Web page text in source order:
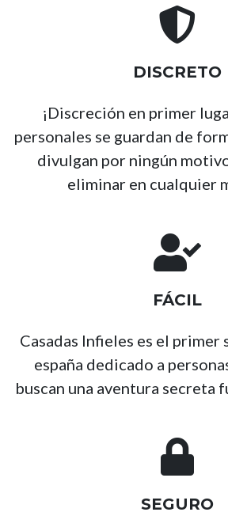
DISCRETO
¡Discreción en primer
personales se guardan de
divulgan por ningún
eliminar en cualquier
FÁCIL
Casadas Infieles es el primer
españa dedicado a
buscan una aventura secreta
SEGURO